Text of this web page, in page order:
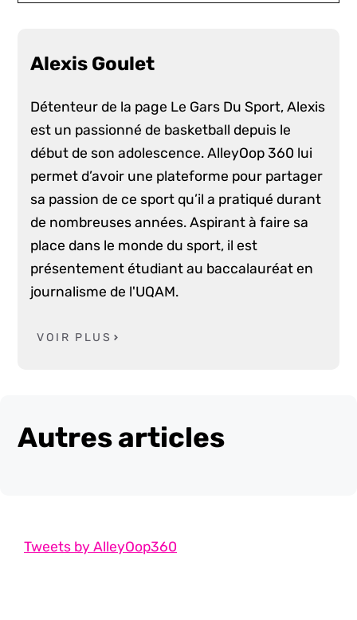
Alexis Goulet
Détenteur de la page Le Gars Du Sport, Alexis
est un passionné de basketball depuis le
début de son adolescence. AlleyOop 360 lui
permet d’avoir une plateforme pour partager
sa passion de ce sport qu’il a pratiqué durant
de nombreuses années. Aspirant à faire sa
place dans le monde du sport, il est
présentement étudiant au baccalauréat en
journalisme de l'UQAM.
VOIR PLUS
Autres articles
Tweets by AlleyOop360